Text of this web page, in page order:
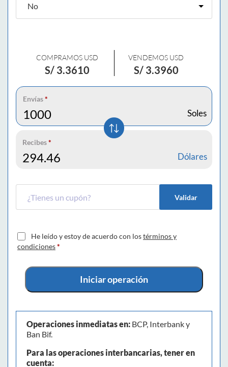
COMPRAMOS USD
S/ 3.3610
VENDEMOS USD
S/ 3.3960
Envías*
Soles
Recibes*
Dólares
Validar
He leído y estoy de acuerdo con lostérminos y
condiciones*
Iniciar operación
Operaciones inmediatas en: BCP, Interbank y
Ban Bif.
Para las operaciones interbancarias, tener en
cuenta: